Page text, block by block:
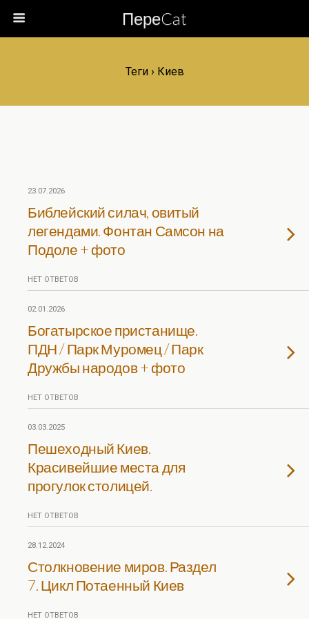
ПереCat
Теги › Киев
23.07.2026
Библейский силач, овитый
легендами. Фонтан Самсон на
Подоле + фото
НЕТ ОТВЕТОВ
02.01.2026
Богатырское пристанище.
ПДН / Парк Муромец / Парк
Дружбы народов + фото
НЕТ ОТВЕТОВ
03.03.2025
Пешеходный Киев.
Красивейшие места для
прогулок столицей.
НЕТ ОТВЕТОВ
28.12.2024
Столкновение миров. Раздел
7. Цикл Потаенный Киев
НЕТ ОТВЕТОВ